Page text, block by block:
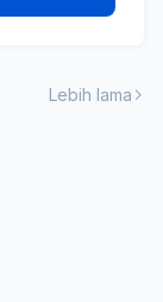
Lebih lama